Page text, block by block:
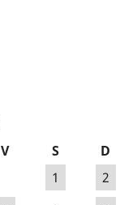
V S
D
1
2